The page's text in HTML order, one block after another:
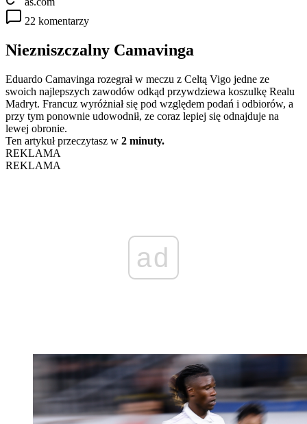
22 komentarzy
Niezniszczalny Camavinga
Eduardo Camavinga rozegrał w meczu z Celtą Vigo jedne ze
swoich najlepszych zawodów odkąd przywdziewa koszulkę Realu
Madryt. Francuz wyróżniał się pod względem podań i odbiorów, a
przy tym ponownie udowodnił, ze coraz lepiej się odnajduje na
lewej obronie.
Ten artykuł przeczytasz w 2 minuty.
REKLAMA
REKLAMA
ad